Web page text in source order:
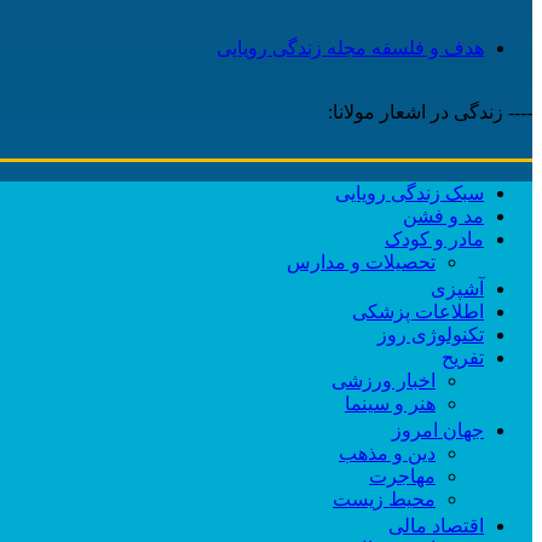
هدف و فلسفه مجله زندگی رویایی
---- زندگی در اشعار مولانا:
سبک زندگی رویایی
مد و فشن
مادر و کودک
تحصیلات و مدارس
آشپزی
اطلاعات پزشکی
تکنولوژی روز
تفریح
اخبار ورزشی
هنر و سینما
جهان امروز
دین و مذهب
مهاجرت
محیط زیست
اقتصاد مالی